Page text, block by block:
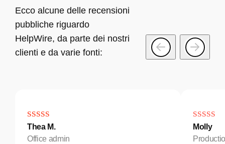
Ecco alcune delle recensioni
pubbliche riguardo
HelpWire, da parte dei nostri
clienti e da varie fonti:
Thea M.
Office admin
Molly